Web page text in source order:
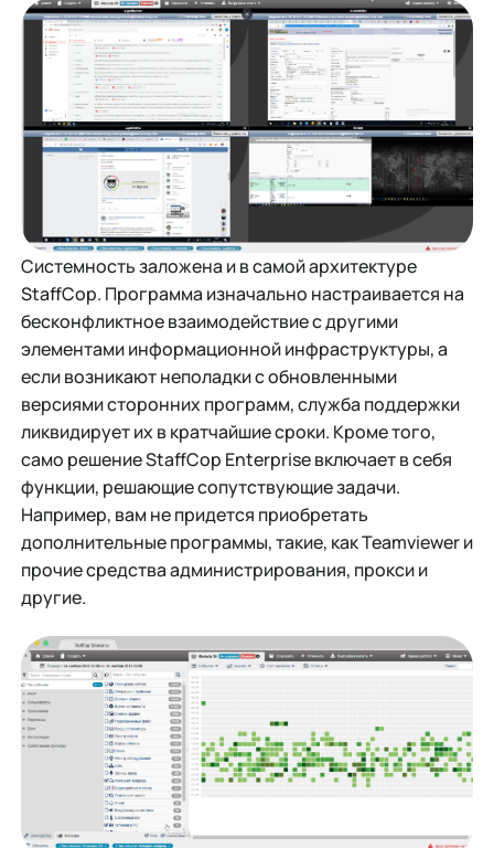
Системность заложена и в самой архитектуре
StaffCop. Программа изначально настраивается на
бесконфликтное взаимодействие с другими
элементами информационной инфраструктуры, а
если возникают неполадки с обновленными
версиями сторонних программ, служба поддержки
ликвидирует их в кратчайшие сроки. Кроме того,
само решение StaffCop Enterprise включает в себя
функции, решающие сопутствующие задачи.
Например, вам не придется приобретать
дополнительные программы, такие, как Teamviewer и
прочие средства администрирования, прокси и
другие.